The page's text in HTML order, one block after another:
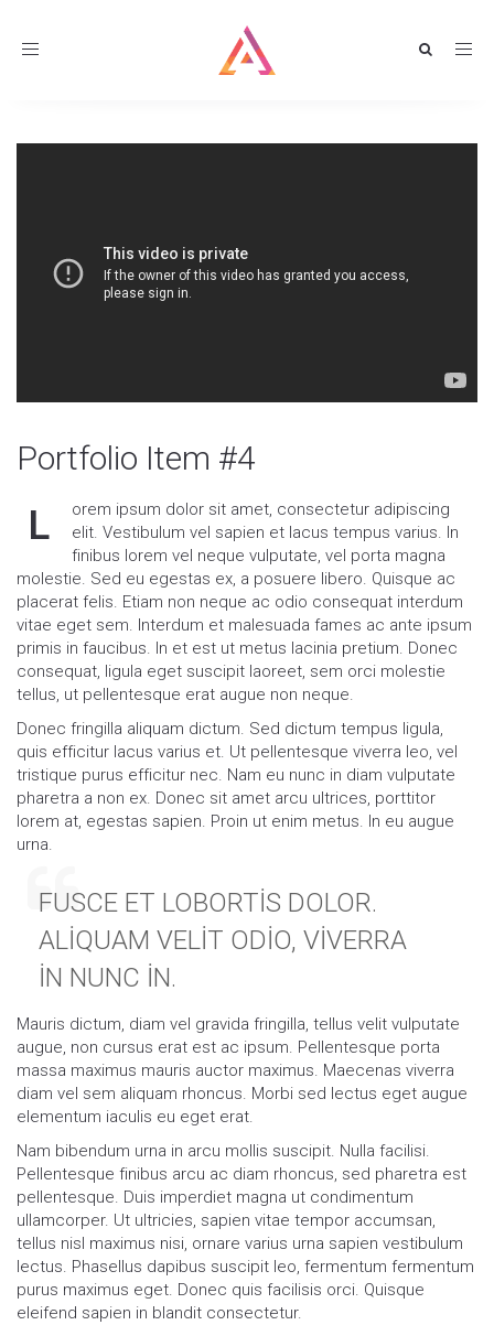
Toggle
Portfolio Item #4
L
orem ipsum dolor sit amet, consectetur adipiscing
elit. Vestibulum vel sapien et lacus tempus varius. In
finibus lorem vel neque vulputate, vel porta magna
molestie. Sed eu egestas ex, a posuere libero. Quisque ac
placerat felis. Etiam non neque ac odio consequat interdum
vitae eget sem. Interdum et malesuada fames ac ante ipsum
primis in faucibus. In et est ut metus lacinia pretium. Donec
consequat, ligula eget suscipit laoreet, sem orci molestie
tellus, ut pellentesque erat augue non neque.
Donec fringilla aliquam dictum. Sed dictum tempus ligula,
quis efficitur lacus varius et. Ut pellentesque viverra leo, vel
tristique purus efficitur nec. Nam eu nunc in diam vulputate
pharetra a non ex. Donec sit amet arcu ultrices, porttitor
lorem at, egestas sapien. Proin ut enim metus. In eu augue
urna.
FUSCE ET LOBORTIS DOLOR.
ALIQUAM VELIT ODIO, VIVERRA
IN NUNC IN.
Mauris dictum, diam vel gravida fringilla, tellus velit vulputate
augue, non cursus erat est ac ipsum. Pellentesque porta
massa maximus mauris auctor maximus. Maecenas viverra
diam vel sem aliquam rhoncus. Morbi sed lectus eget augue
elementum iaculis eu eget erat.
Nam bibendum urna in arcu mollis suscipit. Nulla facilisi.
Pellentesque finibus arcu ac diam rhoncus, sed pharetra est
pellentesque. Duis imperdiet magna ut condimentum
ullamcorper. Ut ultricies, sapien vitae tempor accumsan,
tellus nisl maximus nisi, ornare varius urna sapien vestibulum
lectus. Phasellus dapibus suscipit leo, fermentum fermentum
purus maximus eget. Donec quis facilisis orci. Quisque
eleifend sapien in blandit consectetur.